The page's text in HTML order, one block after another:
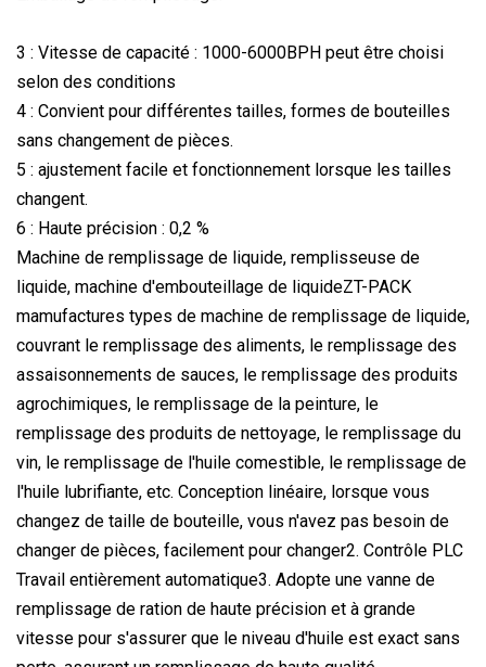
3 : Vitesse de capacité : 1000-6000BPH peut être choisi
selon des conditions
4 : Convient pour différentes tailles, formes de bouteilles
sans changement de pièces.
5 : ajustement facile et fonctionnement lorsque les tailles
changent.
6 : Haute précision : 0,2 %
Machine de remplissage de liquide, remplisseuse de
liquide, machine d'embouteillage de liquideZT-PACK
mamufactures types de machine de remplissage de liquide,
couvrant le remplissage des aliments, le remplissage des
assaisonnements de sauces, le remplissage des produits
agrochimiques, le remplissage de la peinture, le
remplissage des produits de nettoyage, le remplissage du
vin, le remplissage de l'huile comestible, le remplissage de
l'huile lubrifiante, etc. Conception linéaire, lorsque vous
changez de taille de bouteille, vous n'avez pas besoin de
changer de pièces, facilement pour changer2. Contrôle PLC
Travail entièrement automatique3. Adopte une vanne de
remplissage de ration de haute précision et à grande
vitesse pour s'assurer que le niveau d'huile est exact sans